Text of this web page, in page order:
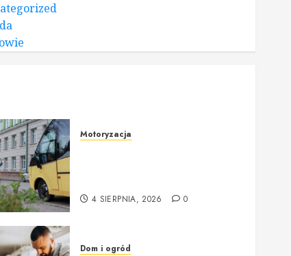
Motoryzacja
4 SIERPNIA, 2026 0
Dom i ogród